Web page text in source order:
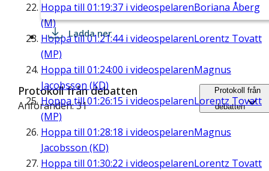
Hoppa till 01:19:37 i videospelarenBoriana Åberg
(M)
Hoppa till01:21:44i videospelarenLorentz Tovatt
(MP)
Hoppa till 01:24:00 i videospelarenMagnus
Jacobsson (KD)
Hoppa till01:26:15 i videospelarenLorentz Tovatt
(MP)
Hoppa till 01:28:18 i videospelarenMagnus
Jacobsson (KD)
Hoppa till 01:30:22 i videospelarenLorentz Tovatt
Ladda ner
Protokoll från debatten
Anföranden: 31
Protokoll från
debatten